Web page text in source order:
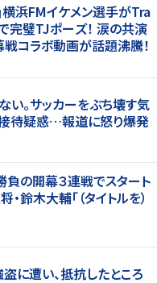
浜FMイケメン選手がTra
完璧TJポーズ！ 涙の共演
コラボ動画が話題沸騰！
い。サッカーをぶち壊す気
待疑惑…報道に怒り爆発
負の開幕３連戦でスタート
鈴木大輔「（タイトルを）
に遭い、抵抗したところ